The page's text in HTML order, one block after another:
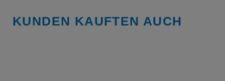
KUNDEN KAUFTEN AUCH